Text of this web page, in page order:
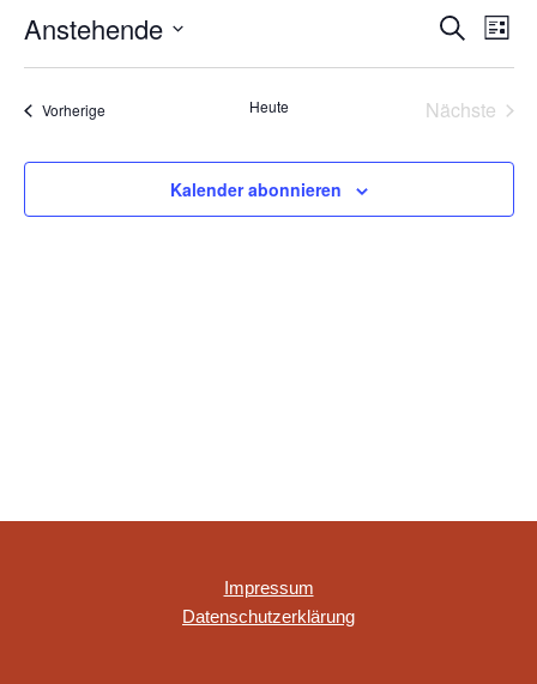
SUCHE
UND
Suche
Liste
Anstehende
VorherigeVeranstaltungen Heute
Nächste
Kalender abonnieren
Impressum
Datenschutzerklärung